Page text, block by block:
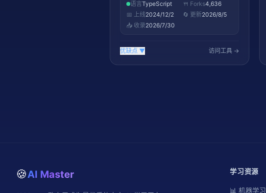
语言TypeScript 🍴 Forks4,636
📅 上线2024/12/2 🔄 更新2026/8/5
📥 收录2026/7/30
优缺点 ▼ 访问工具 →
🍪AI Master 学习资源
📊 机器学习